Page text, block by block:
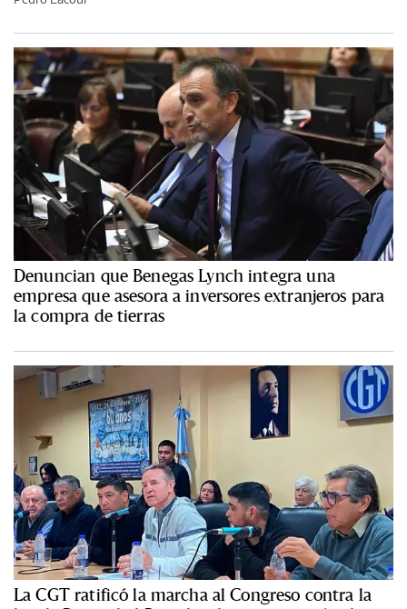
Denuncian que Benegas Lynch integra una
empresa que asesora a inversores extranjeros para
la compra de tierras
La CGT ratificó la marcha al Congreso contra la